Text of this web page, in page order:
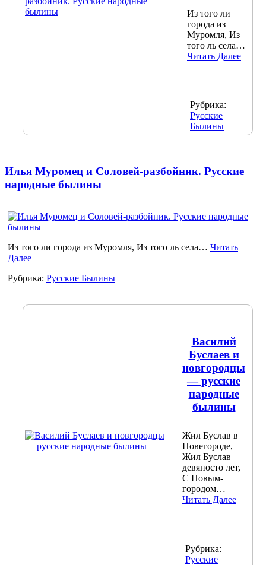
Из того ли
города из
Муромля, Из
того ль села…
Читать Далее
Рубрика:
Русские
Былины
Илья Муромец и Соловей-разбойник. Русские
народные былины
Из того ли города из Муромля, Из того ль села… Читать
Далее
Рубрика: Русские Былины
Василий
Буслаев и
новгородцы
— русские
народные
былины
Жил Буслав в
Новегороде,
Жил Буслав
девяносто лет,
С Новым-
городом…
Читать Далее
Рубрика:
Русские